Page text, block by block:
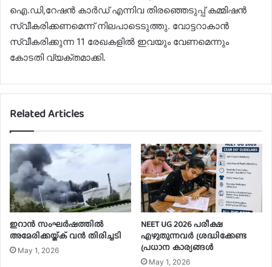
ഐ.ഡി,റേഷൻ കാർഡ് എന്നിവ തിരഞ്ഞെടുപ്പ് കമ്മിഷൻ
സ്വീകരിക്കണമെന്ന് നിലപാടെടുത്തു. വോട്ടറാകാൻ
സ്വീകരിക്കുന്ന 11 രേഖകളിൽ ഇവയും വേണമെന്നും
കോടതി വ്യക്തമാക്കി.
Related Articles
ഇറാൻ സംഘർഷത്തിൽ
അമേരിക്കയ്ക്ക് വൻ തിരിച്ചടി
May 1, 2026
NEET UG 2026 പരീക്ഷ
എഴുതുന്നവർ ശ്രദ്ധിക്കേണ്ട
പ്രധാന കാര്യങ്ങൾ
May 1, 2026